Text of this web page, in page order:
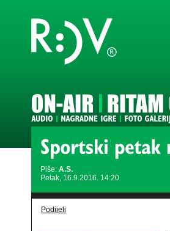
Piše: A.S.
Petak, 16.9.2016. 14:20
Podijeli